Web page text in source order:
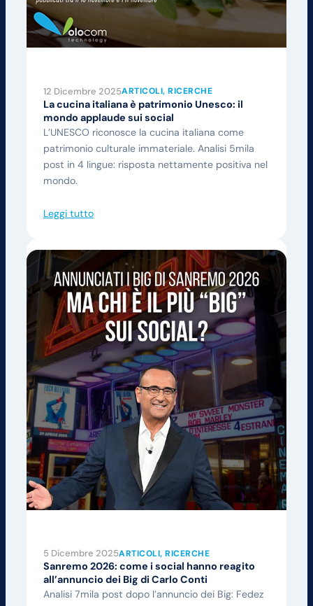
12 Dicembre 2025ARTICOLI, RICERCHE
La cucina italiana è patrimonio Unesco: il
mondo applaude sui social
L’UNESCO riconosce la cucina italiana come
patrimonio culturale immateriale. Analisi 5mila
post in 4 lingue: risposta nettamente positiva nel
mondo.
Leggi tutto
5 Dicembre 2025ARTICOLI, RICERCHE
Sanremo 2026: come i social hanno reagito
all’annuncio dei Big di Carlo Conti
Analisi 7mila post dopo l’annuncio dei Big: Fedez